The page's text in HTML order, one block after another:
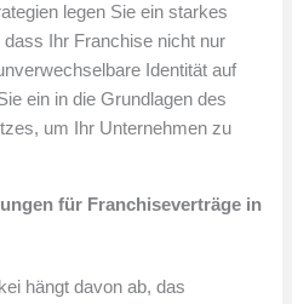
legen Sie ein starkes
Ihr Franchise nicht nur
Identität auf
ein in die Grundlagen des
um Ihr Unternehmen zu
für Franchiseverträge in
hängt davon ab, das